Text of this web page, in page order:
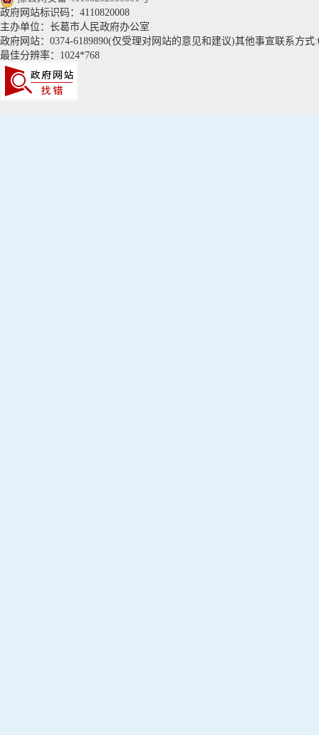
政府网站标识码：4110820008
主办单位：长葛市人民政府办公室
政府网站：0374-6189890(仅受理对网站的意见和建议)其他事宣联系方式
最佳分辨率：1024*768